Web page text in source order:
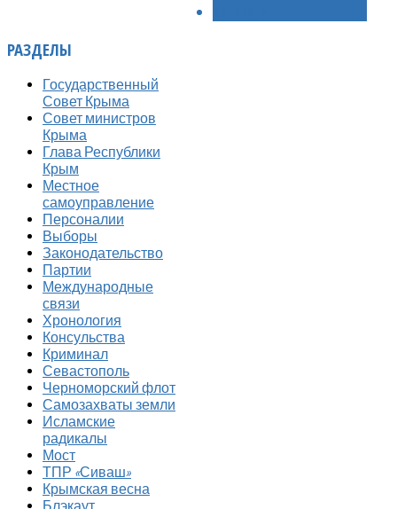
РАЗДЕЛЫ
Государственный
Совет Крыма
Совет министров
Крыма
Глава Республики
Крым
Местное
самоуправление
Персоналии
Выборы
Законодательство
Партии
Международные
связи
Хронология
Консульства
Криминал
Севастополь
Черноморский флот
Самозахваты земли
Исламские
радикалы
Мост
ТПР «Сиваш»
Крымская весна
Блэкаут